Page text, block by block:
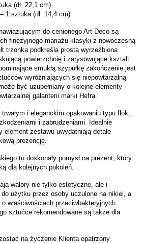
(dł. 22,1 cm)
1 sztuka (dł. 14,4 cm)
do cenionego Art Deco są
finezyjnego mariażu klasyki z nowoczesną
trzonka podkreśla prosta wyrzeźbiona
powierzchnię i zarysowujące kształt
smukłą szypułkę zakończenie jest
wyróżniających się niepowtarzalną
być uzupełniany o kolejne elementy
galanterii marki Hefra.
i eleganckim opakowaniu typu flok,
i zabrudzeniami. Idealnie
element zestawu uwydatniają detale
prezencję.
to doskonały pomysł na prezent, który
dla kolejnych pokoleń.
walory nie tylko estetyczne, ale i
użytku przez osoby uczulone na nikiel, a
właściwościach przeciwbakteryjnych
sztućce rekomendowane są także dla
na życzenie Klienta opatrzony